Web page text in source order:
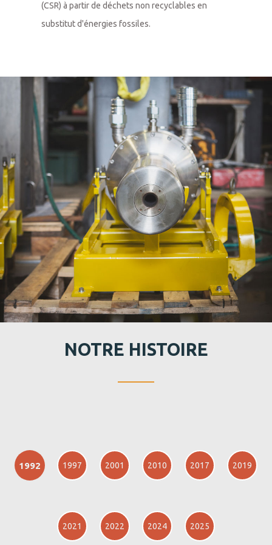
(CSR) à partir de déchets non recyclables en
substitut d'énergies fossiles.
NOTRE HISTOIRE